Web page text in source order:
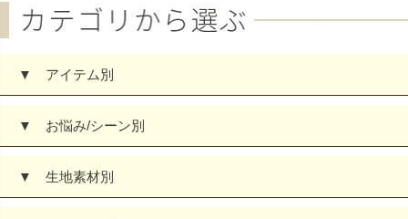
▼ アイテム別
▼ お悩み/シーン別
▼ 生地素材別